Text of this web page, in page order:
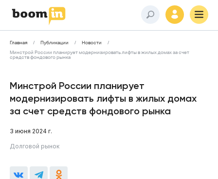
Главная Публикации
Новости
Минстрой России планирует модернизировать лифты в жилых домах за счет
средств фондового рынка
Минстрой России планирует
модернизировать лифты в жилых домах
за счет средств фондового рынка
3 июня 2024 г.
Долговой рынок